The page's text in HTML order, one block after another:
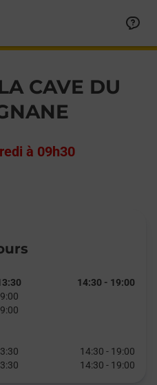
CAVE DU
à 09h30
14:30 - 19:00
14:30 - 19:00
14:30 - 19:00